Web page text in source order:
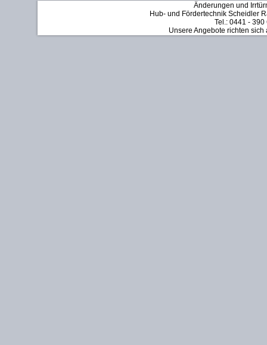
Änderungen und
Hub- und Fördertechnik Scheidler
Tel.: 0441 -
Unsere Angebote richten